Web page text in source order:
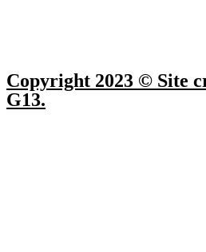
Copyright 2023 © Site
G13.